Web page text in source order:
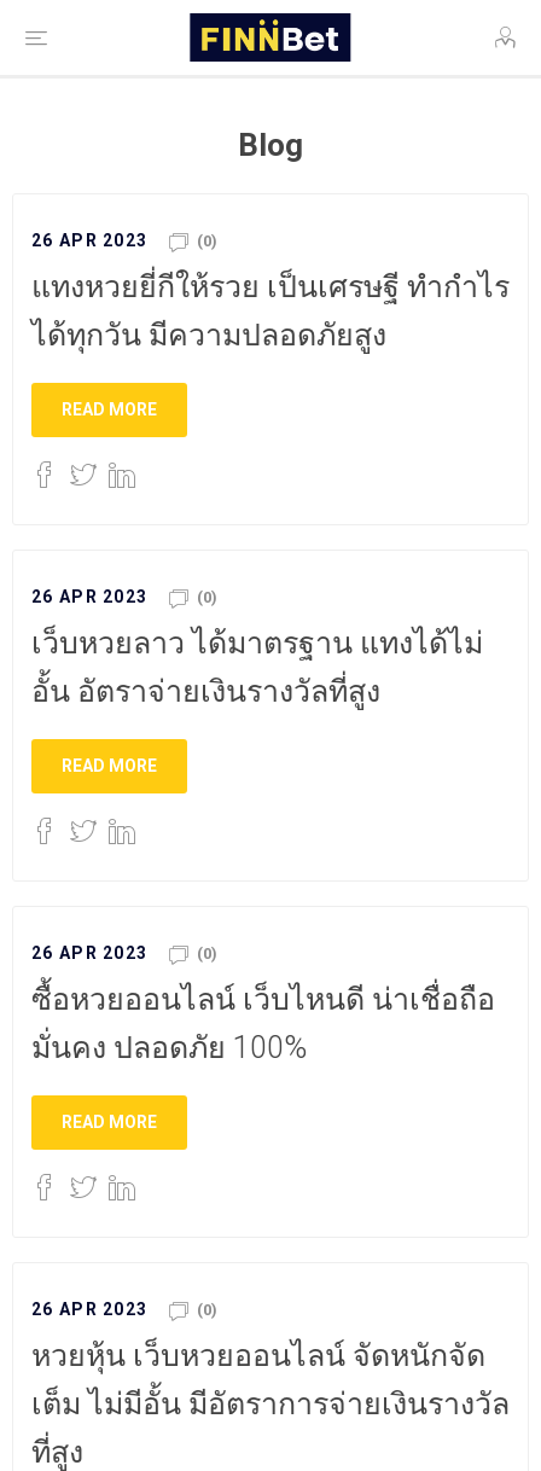
Blog
26 APR 2023 (0)
แทงหวยยี่กีให้รวย เป็นเศรษฐี ทำกำไร
ได้ทุกวัน มีความปลอดภัยสูง
READ MORE
26 APR 2023 (0)
เว็บหวยลาว ได้มาตรฐาน แทงได้ไม่
อั้น อัตราจ่ายเงินรางวัลที่สูง
READ MORE
26 APR 2023 (0)
ซื้อหวยออนไลน์ เว็บไหนดี น่าเชื่อถือ
มั่นคง ปลอดภัย 100%
READ MORE
26 APR 2023 (0)
หวยหุ้น เว็บหวยออนไลน์ จัดหนักจัด
เต็ม ไม่มีอั้น มีอัตราการจ่ายเงินรางวัล
ที่สูง